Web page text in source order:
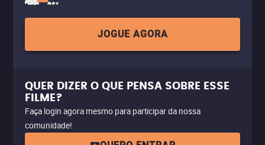
JOGUE AGORA
QUER DIZER O QUE PENSA SOBRE ESSE
FILME?
Faça login agora mesmo para participar da nossa
comunidade!